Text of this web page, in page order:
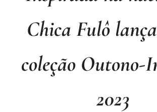
Chica Fulô
coleção Outono-
2023